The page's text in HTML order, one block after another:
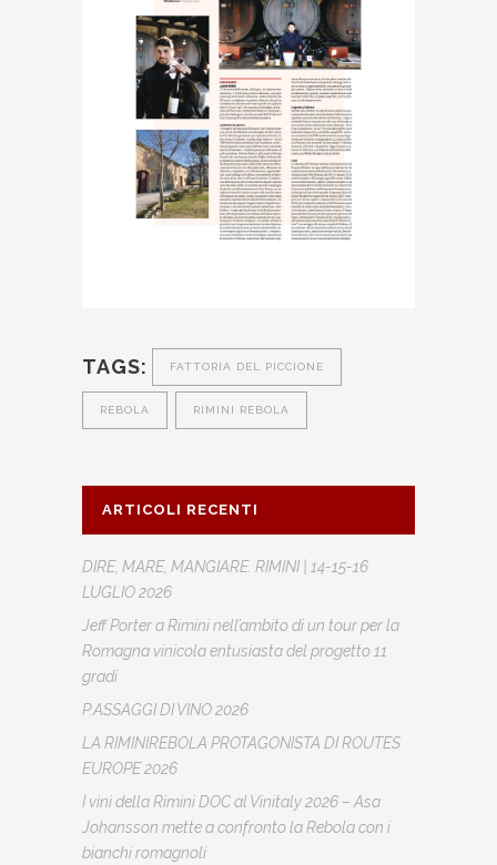
TAGS: FATTORIA DEL PICCIONE
REBOLA RIMINI REBOLA
ARTICOLI RECENTI
DIRE, MARE, MANGIARE. RIMINI | 14-15-16
LUGLIO 2026
Jeff Porter a Rimini nell’ambito di un tour per la
Romagna vinicola entusiasta del progetto 11
gradi
P.ASSAGGI DI VINO 2026
LA RIMINIREBOLA PROTAGONISTA DI ROUTES
EUROPE 2026
I vini della Rimini DOC al Vinitaly 2026 – Asa
Johansson mette a confronto la Rebola con i
bianchi romagnoli